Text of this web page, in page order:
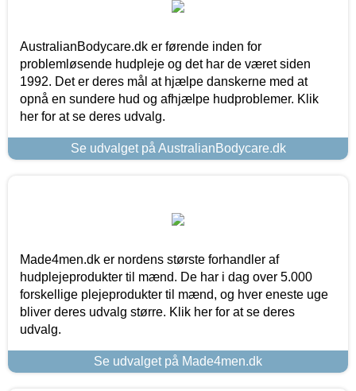
AustralianBodycare.dk er førende inden for
problemløsende hudpleje og det har de været siden
1992. Det er deres mål at hjælpe danskerne med at
opnå en sundere hud og afhjælpe hudproblemer. Klik
her for at se deres udvalg.
Se udvalget på AustralianBodycare.dk
Made4men.dk er nordens største forhandler af
hudplejeprodukter til mænd. De har i dag over 5.000
forskellige plejeprodukter til mænd, og hver eneste uge
bliver deres udvalg større. Klik her for at se deres
udvalg.
Se udvalget på Made4men.dk